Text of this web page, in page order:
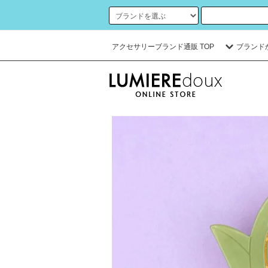
アクセサリーブランド通販 TOP ブランド